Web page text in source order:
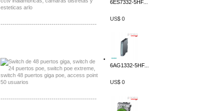
-------------------------------------------------
-------------------------------------------------
6ES7332-5HF...
US$ 0
6AG1332-5HF...
US$ 0